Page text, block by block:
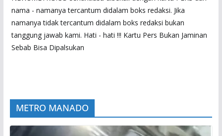
nama - namanya tercantum didalam boks redaksi. Jika
namanya tidak tercantum didalam boks redaksi bukan
tanggung jawab kami. Hati - hati !!! Kartu Pers Bukan Jaminan
Sebab Bisa Dipalsukan
METRO MANADO